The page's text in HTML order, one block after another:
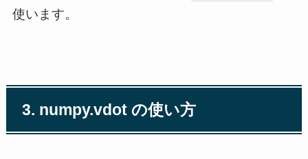
使います。
3. numpy.vdot の使い方